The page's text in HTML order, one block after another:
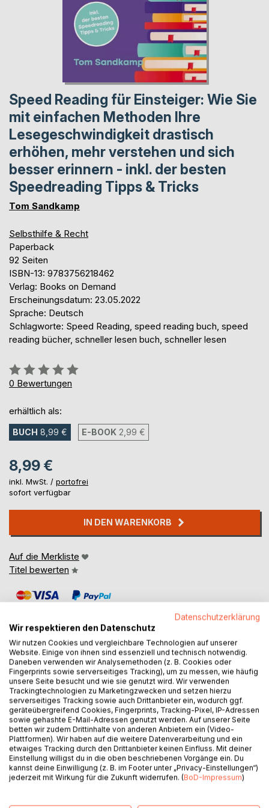
Speed Reading für Einsteiger: Wie Sie
mit einfachen Methoden Ihre
Lesegeschwindigkeit drastisch
erhöhen, mehr verstehen und sich
besser erinnern - inkl. der besten
Speedreading Tipps & Tricks
Tom Sandkamp
Selbsthilfe & Recht
Paperback
92 Seiten
ISBN-13: 9783756218462
Verlag: Books on Demand
Erscheinungsdatum: 23.05.2022
Sprache: Deutsch
Schlagworte: Speed Reading, speed reading buch, speed
reading bücher, schneller lesen buch, schneller lesen
Bewertung::
0%
0 Bewertungen
erhältlich als:
BUCH 8,99 € E-BOOK 2,99 €
8,99 €
inkl. MwSt. / portofrei
sofort verfügbar
IN DEN WARENKORB
Auf die Merkliste
Titel bewerten
BESCHREIBUNG
Die meisten Menschen in unserer Gesellschaft können
lesen, doch nur wenige können dieses effizient und schnell.
Mithilfe dieses Buches möchte ich versuchen, Ihnen das
Speed Reading näherzubringen. Der beliebte Lesetrend
begeistert durch Methoden, die es einem ermöglichen
sollen, bis zu dreimal so schnell zu lesen - und das mit nur
wenig Übung und Aufwand.
Hört sich diese Idee für Ihr Leben genau richtig an und
Datenschutzerklärung
Wir respektieren den Datenschutz
Wir nutzen Cookies und vergleichbare Technologien auf unserer
Website. Einige von ihnen sind essenziell und technisch notwendig.
Daneben verwenden wir Analysemethoden (z. B. Cookies oder
Fingerprints sowie serverseitiges Tracking), um zu messen, wie häufig
unsere Seite besucht und wie sie genutzt wird. Wir verwenden
Trackingtechnologien zu Marketingzwecken und setzen hierzu
serverseitiges Tracking sowie auch Drittanbieter ein, wodurch ggf.
geräteübergreifend Cookies, Fingerprints, Tracking-Pixel, IP-Adressen
sowie gehashte E-Mail-Adressen genutzt werden. Auf unserer Seite
betten wir zudem Drittinhalte von anderen Anbietern ein (Video-
Plattformen). Wir haben auf die weitere Datenverarbeitung und ein
etwaiges Tracking durch den Drittanbieter keinen Einfluss. Mit deiner
Einstellung willigst du in die oben beschriebenen Vorgänge ein. Du
kannst deine Einwilligung (z. B. im Footer unter „Privacy-Einstellungen“)
jederzeit mit Wirkung für die Zukunft widerrufen. (BoD-Impressum)